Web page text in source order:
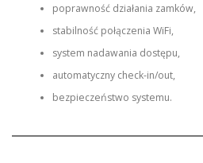
poprawność działania zamków,
stabilność połączenia WiFi,
system nadawania dostępu,
automatyczny check-in/out,
bezpieczeństwo systemu.